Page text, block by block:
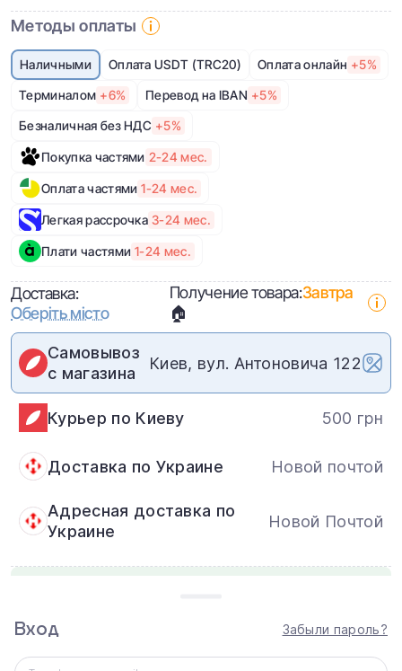
Методы оплаты
Наличными Оплата USDT (TRC20) Оплата онлайн +5%
Терминалом +6% Перевод на IBAN +5%
Безналичная без НДС +5%
Покупка частями 2-24 мес.
Оплата частями 1-24 мес.
Легкая рассрочка 3-24 мес.
Плати частями 1-24 мес.
Доставка:
Оберіть місто
Получение товара:Завтра
🏠
Самовывоз
с магазина
Киев, вул. Антоновича 122
Курьер по Киеву 500 грн
Доставка по Украине Новой почтой
Адресная доставка по
Украине
Новой Почтой
качества.
Вход Забыли пароль?